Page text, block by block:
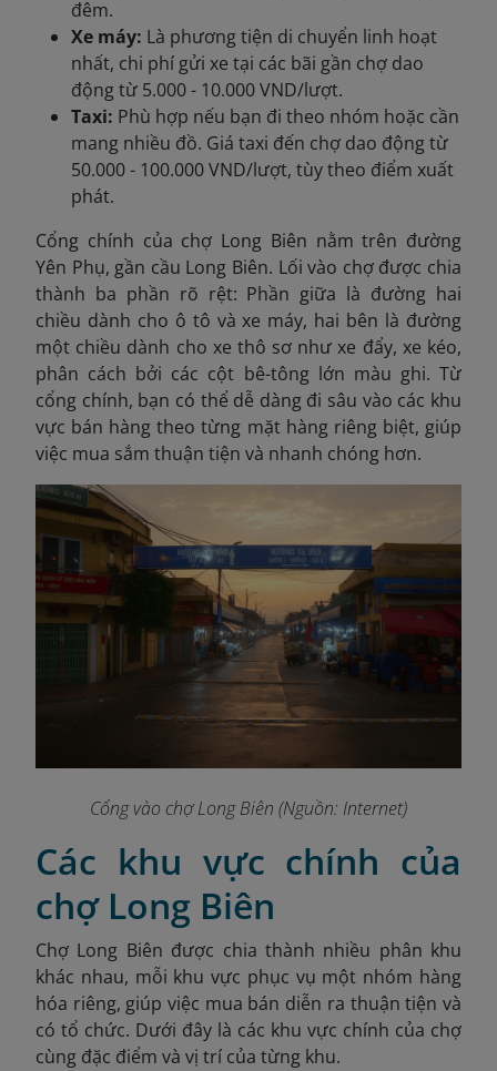
đêm.
Xe máy: Là phương tiện di chuyển linh hoạt
nhất, chi phí gửi xe tại các bãi gần chợ dao
động từ 5.000 - 10.000 VND/lượt.
Taxi: Phù hợp nếu bạn đi theo nhóm hoặc cần
mang nhiều đồ. Giá taxi đến chợ dao động từ
50.000 - 100.000 VND/lượt, tùy theo điểm xuất
phát.
Cổng chính của chợ Long Biên nằm trên đường
Yên Phụ, gần cầu Long Biên. Lối vào chợ được chia
thành ba phần rõ rệt: Phần giữa là đường hai
chiều dành cho ô tô và xe máy, hai bên là đường
một chiều dành cho xe thô sơ như xe đẩy, xe kéo,
phân cách bởi các cột bê-tông lớn màu ghi. Từ
cổng chính, bạn có thể dễ dàng đi sâu vào các khu
vực bán hàng theo từng mặt hàng riêng biệt, giúp
việc mua sắm thuận tiện và nhanh chóng hơn.
Cổng vào chợ Long Biên (Nguồn: Internet)
Các khu vực chính của
chợ Long Biên
Chợ Long Biên được chia thành nhiều phân khu
khác nhau, mỗi khu vực phục vụ một nhóm hàng
hóa riêng, giúp việc mua bán diễn ra thuận tiện và
có tổ chức. Dưới đây là các khu vực chính của chợ
cùng đặc điểm và vị trí của từng khu.